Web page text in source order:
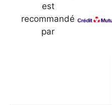
est
recommandé
par